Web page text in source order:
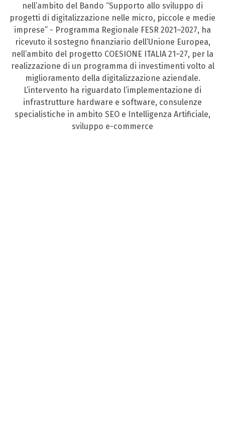
nell’ambito del Bando “Supporto allo sviluppo di
progetti di digitalizzazione nelle micro, piccole e medie
imprese” - Programma Regionale FESR 2021–2027, ha
ricevuto il sostegno finanziario dell’Unione Europea,
nell’ambito del progetto COESIONE ITALIA 21–27, per la
realizzazione di un programma di investimenti volto al
miglioramento della digitalizzazione aziendale.
L’intervento ha riguardato l’implementazione di
infrastrutture hardware e software, consulenze
specialistiche in ambito SEO e Intelligenza Artificiale,
sviluppo e-commerce